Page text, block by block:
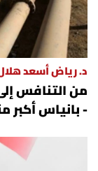
د. رياض أسعد
من التنافس
- بانياس